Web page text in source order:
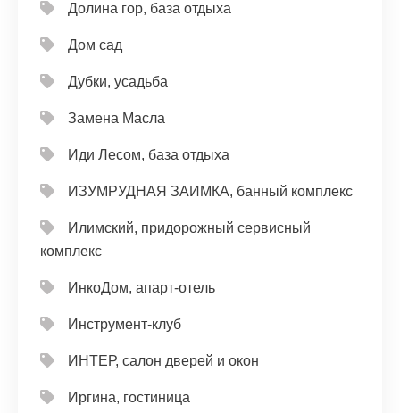
Долина гор, база отдыха
Дом сад
Дубки, усадьба
Замена Масла
Иди Лесом, база отдыха
ИЗУМРУДНАЯ ЗАИМКА, банный комплекс
Илимский, придорожный сервисный
комплекс
ИнкоДом, апарт-отель
Инструмент-клуб
ИНТЕР, салон дверей и окон
Иргина, гостиница